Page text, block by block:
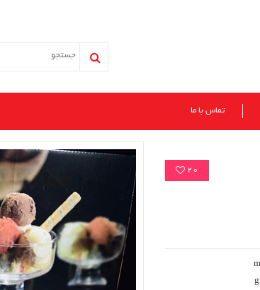
تماس با ما
20